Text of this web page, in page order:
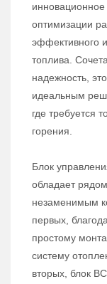
инновационное
оптимизации
эффективного
топлива.
надежность,
идеальным
где требуется
горения.
Блок
обладает
незаменимым
первых,
простому
систему
вторых, блок